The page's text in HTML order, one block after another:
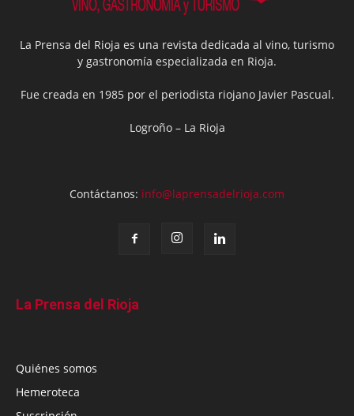
La Prensa del Rioja es una revista dedicada al vino, turismo
y gastronomía especializada en Rioja.
Fue creada en 1985 por el periodista riojano Javier Pascual.
Logroño – La Rioja
Contáctanos: info@laprensadelrioja.com
La Prensa del Rioja
Quiénes somos
Hemeroteca